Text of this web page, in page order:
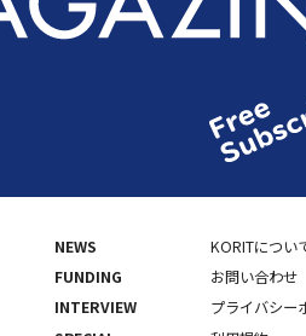
NEWS
FUNDING
INTERVIEW
KORITについ
お問い合わせ
プライバシー